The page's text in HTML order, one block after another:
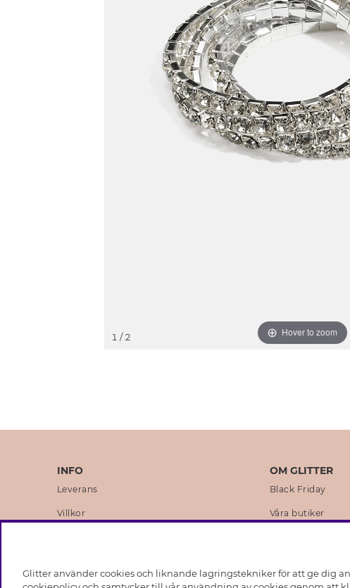
Hover to zoom
1 / 2
INFO
Leverans
Villkor
Medlemsvillkor
OM GLITTER
Black Friday
Våra butiker
Hållbarhet
Glitter använder cookies och liknande lagringstekniker för att ge dig